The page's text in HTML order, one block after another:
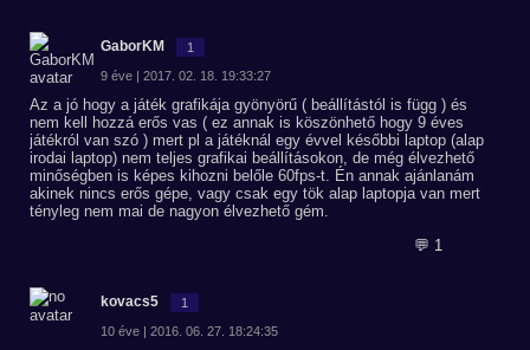
GaborKM 1
9 éve | 2017. 02. 18. 19:33:27
Az a jó hogy a játék grafikája gyönyörű ( beállítástól is függ ) és
nem kell hozzá erős vas ( ez annak is köszönhető hogy 9 éves
játékról van szó ) mert pl a játéknál egy évvel későbbi laptop (alap
irodai laptop) nem teljes grafikai beállításokon, de még élvezhető
minőségben is képes kihozni belőle 60fps-t. Én annak ajánlanám
akinek nincs erős gépe, vagy csak egy tök alap laptopja van mert
tényleg nem mai de nagyon élvezhető gém.
💬 1
kovacs5 1
10 éve | 2016. 06. 27. 18:24:35